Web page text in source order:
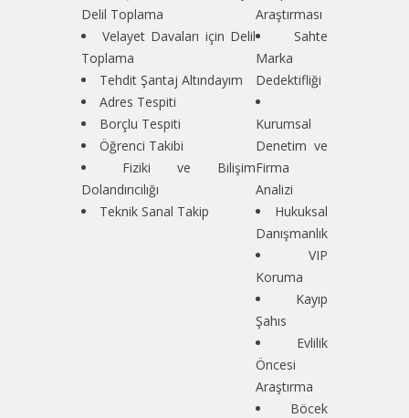
Delil Toplama
Velayet Davaları için Delil
Toplama
Tehdit Şantaj Altındayım
Adres Tespiti
Borçlu Tespiti
Öğrenci Takibi
Fiziki ve Bilişim
Dolandırıcılığı
Teknik Sanal Takip
Araştırması
Sahte
Marka
Dedektifliği
Kurumsal
Denetim ve
Firma
Analizi
Hukuksal
Danışmanlık
VIP
Koruma
Kayıp
Şahıs
Evlilik
Öncesi
Araştırma
Böcek